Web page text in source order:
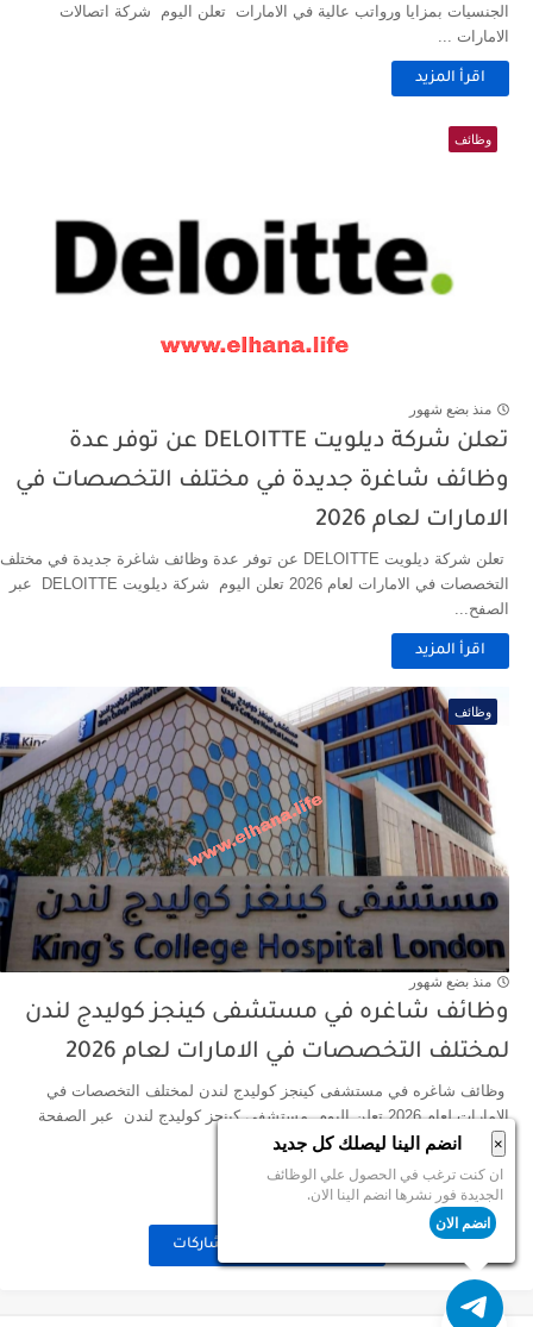
× انضم الينا ليصلك كل جديد
ان كنت ترغب في الحصول علي الوظائف
الجديدة فور نشرها انضم الينا الان.
انضم الان
الجنسيات بمزايا ورواتب عالية في الامارات تعلن اليوم شركة اتصالات
الامارات ...
اقرأ المزيد
وظائف
منذ بضع شهور
تعلن شركة ديلويت DELOITTE عن توفر عدة
وظائف شاغرة جديدة في مختلف التخصصات في
الامارات لعام 2026
تعلن شركة ديلويت DELOITTE عن توفر عدة وظائف شاغرة جديدة في مختلف
التخصصات في الامارات لعام 2026 تعلن اليوم شركة ديلويت DELOITTE عبر
الصفح...
اقرأ المزيد
وظائف
منذ بضع شهور
وظائف شاغره في مستشفى كينجز كوليدج لندن
لمختلف التخصصات في الامارات لعام 2026
وظائف شاغره في مستشفى كينجز كوليدج لندن لمختلف التخصصات في
الامارات لعام 2026 تعلن اليوم مستشفى كينجز كوليدج لندن عبر الصفحة
الالكترونية ...
اقرأ المزيد
تحميل المزيد من المشاركات